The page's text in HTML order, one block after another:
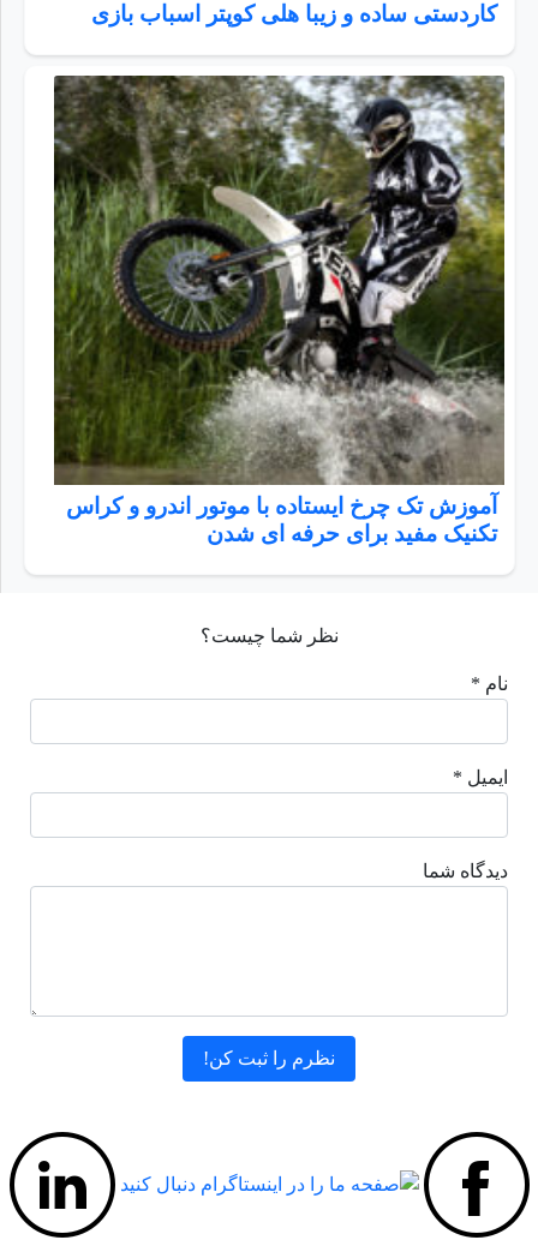
کاردستی ساده و زیبا هلی کوپتر اسباب بازی
آموزش تک چرخ ایستاده با موتور اندرو و کراس
تکنیک مفید برای حرفه ای شدن
نظر شما چیست؟
نام *
ایمیل *
دیدگاه شما